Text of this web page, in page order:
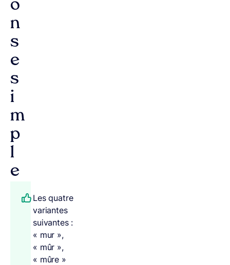
o
n
s
e
s
i
m
p
l
e
Les quatre
variantes
suivantes :
« mur »,
« mûr »,
« mûre »